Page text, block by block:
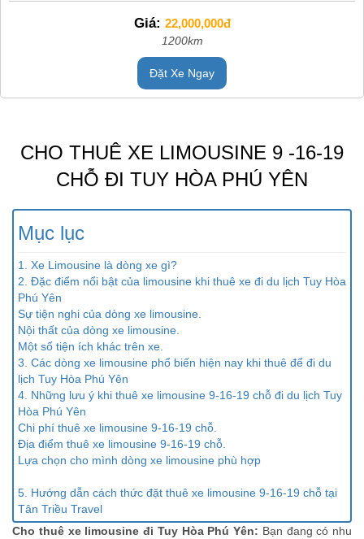
Giá: 22,000,000đ
1200km
Đặt Xe Ngay
CHO THUÊ XE LIMOUSINE 9 -16-19
CHỖ ĐI TUY HÒA PHÚ YÊN
Mục lục
1. Xe Limousine là dòng xe gì?
2. Đặc điểm nổi bật của limousine khi thuê xe đi du lịch Tuy Hòa
Phú Yên
Sự tiện nghi của dòng xe limousine.
Nội thất của dòng xe limousine.
Một số tiện ích khác trên xe.
3. Các dòng xe limousine phổ biến hiện nay khi thuê để đi du
lịch Tuy Hòa Phú Yên
4. Những lưu ý khi thuê xe limousine 9-16-19 chỗ đi du lịch Tuy
Hòa Phú Yên
Chi phí thuê xe limousine 9-16-19 chỗ.
Địa điểm thuê xe limousine 9-16-19 chỗ.
Lựa chọn cho mình dòng xe limousine phù hợp
5. Hướng dẫn cách thức đặt thuê xe limousine 9-16-19 chỗ tại
Tân Triều Travel
Cho thuê xe limousine đi Tuy Hòa Phú Yên: Bạn đang có nhu